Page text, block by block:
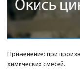
Применение: при
химических смесей.